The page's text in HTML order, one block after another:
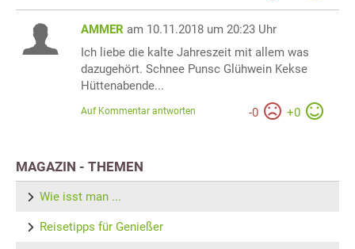
AMMER am 10.11.2018 um 20:23 Uhr
Ich liebe die kalte Jahreszeit mit allem was
dazugehört. Schnee Punsc Glühwein Kekse
Hüttenabende...
-0 +0
Auf Kommentar antworten
MAGAZIN - THEMEN
Wie isst man ...
Reisetipps für Genießer